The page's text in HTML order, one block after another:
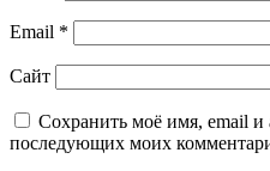
Email *
Сайт
Сохранить моё имя, email и
последующих моих